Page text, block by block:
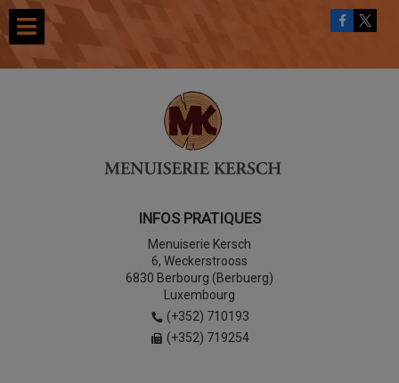
INFOS PRATIQUES
Menuiserie Kersch
6, Weckerstrooss
6830 Berbourg (Berbuerg)
Luxembourg
(+352) 710193
(+352) 719254